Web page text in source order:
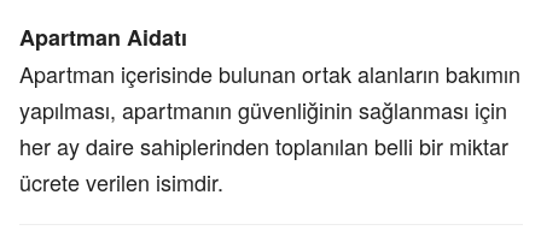
Apartman Aidatı
Apartman içerisinde bulunan ortak alanların bakımın
yapılması, apartmanın güvenliğinin sağlanması için
her ay daire sahiplerinden toplanılan belli bir miktar
ücrete verilen isimdir.